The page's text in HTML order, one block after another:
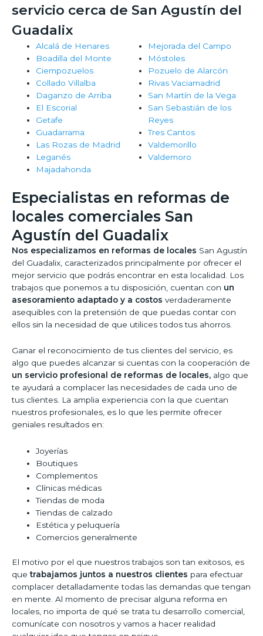
servicio cerca de San Agustín del
Guadalix
Alcalá de Henares
Boadilla del Monte
Ciempozuelos
Collado Villalba
Daganzo de Arriba
El Escorial
Getafe
Guadarrama
Las Rozas de Madrid
Leganés
Majadahonda
Mejorada del Campo
Móstoles
Pozuelo de Alarcón
Rivas Vaciamadrid
San Martín de la Vega
San Sebastián de los
Reyes
Tres Cantos
Valdemorillo
Valdemoro
Especialistas en reformas de
locales comerciales San
Agustín del Guadalix
Nos especializamos en reformas de locales San Agustín
del Guadalix, caracterizados principalmente por ofrecer el
mejor servicio que podrás encontrar en esta localidad. Los
trabajos que ponemos a tu disposición, cuentan con un
asesoramiento adaptado y a costos verdaderamente
asequibles con la pretensión de que puedas contar con
ellos sin la necesidad de que utilices todos tus ahorros.
Ganar el reconocimiento de tus clientes del servicio, es
algo que puedes alcanzar si cuentas con la cooperación de
un servicio profesional de reformas de locales, algo que
te ayudará a complacer las necesidades de cada uno de
tus clientes. La amplia experiencia con la que cuentan
nuestros profesionales, es lo que les permite ofrecer
geniales resultados en:
Joyerías
Boutiques
Complementos
Clínicas médicas
Tiendas de moda
Tiendas de calzado
Estética y peluquería
Comercios generalmente
El motivo por el que nuestros trabajos son tan exitosos, es
quetrabajamos juntos a nuestros clientes para efectuar
complacer detalladamente todas las demandas que tengan
en mente. Al momento de precisar alguna reforma en
locales, no importa de qué se trata tu desarrollo comercial,
comunícate con nosotros y vamos a hacer realidad